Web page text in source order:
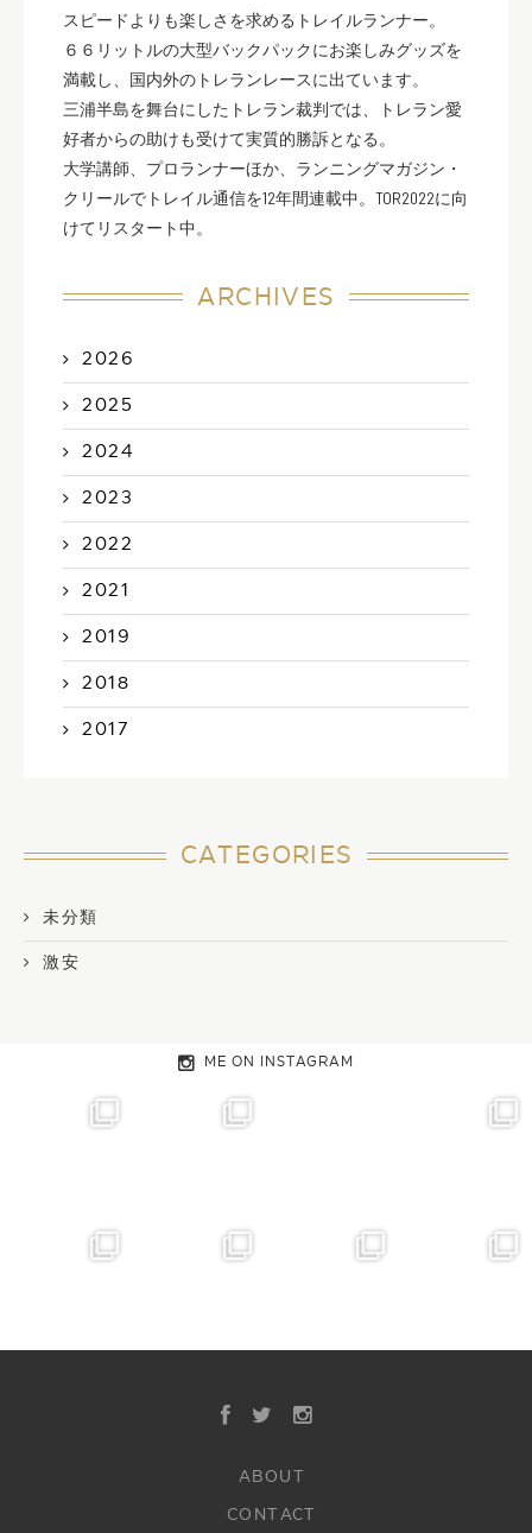
スピードよりも楽しさを求めるトレイルランナー。
６６リットルの大型バックパックにお楽しみグッズを
満載し、国内外のトレランレースに出ています。
三浦半島を舞台にしたトレラン裁判では、トレラン愛
好者からの助けも受けて実質的勝訴となる。
大学講師、プロランナーほか、ランニングマガジン・
クリールでトレイル通信を12年間連載中。TOR2022に向
けてリスタート中。
ARCHIVES
2026
2025
2024
2023
2022
2021
2019
2018
2017
CATEGORIES
未分類
激安
ME ON INSTAGRAM
ABOUT
CONTACT